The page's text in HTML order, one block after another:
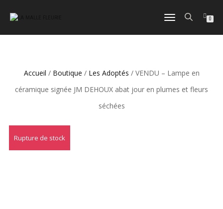
DÉPLIER
NAVIGATION
0
Accueil / Boutique / Les Adoptés / VENDU – Lampe en
céramique signée JM DEHOUX abat jour en plumes et fleurs
séchées
Rupture de stock